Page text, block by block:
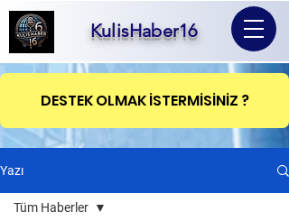
KulisHaber16
DESTEK OLMAK İSTERMİSİNİZ ?
Yazı
Tüm Haberler